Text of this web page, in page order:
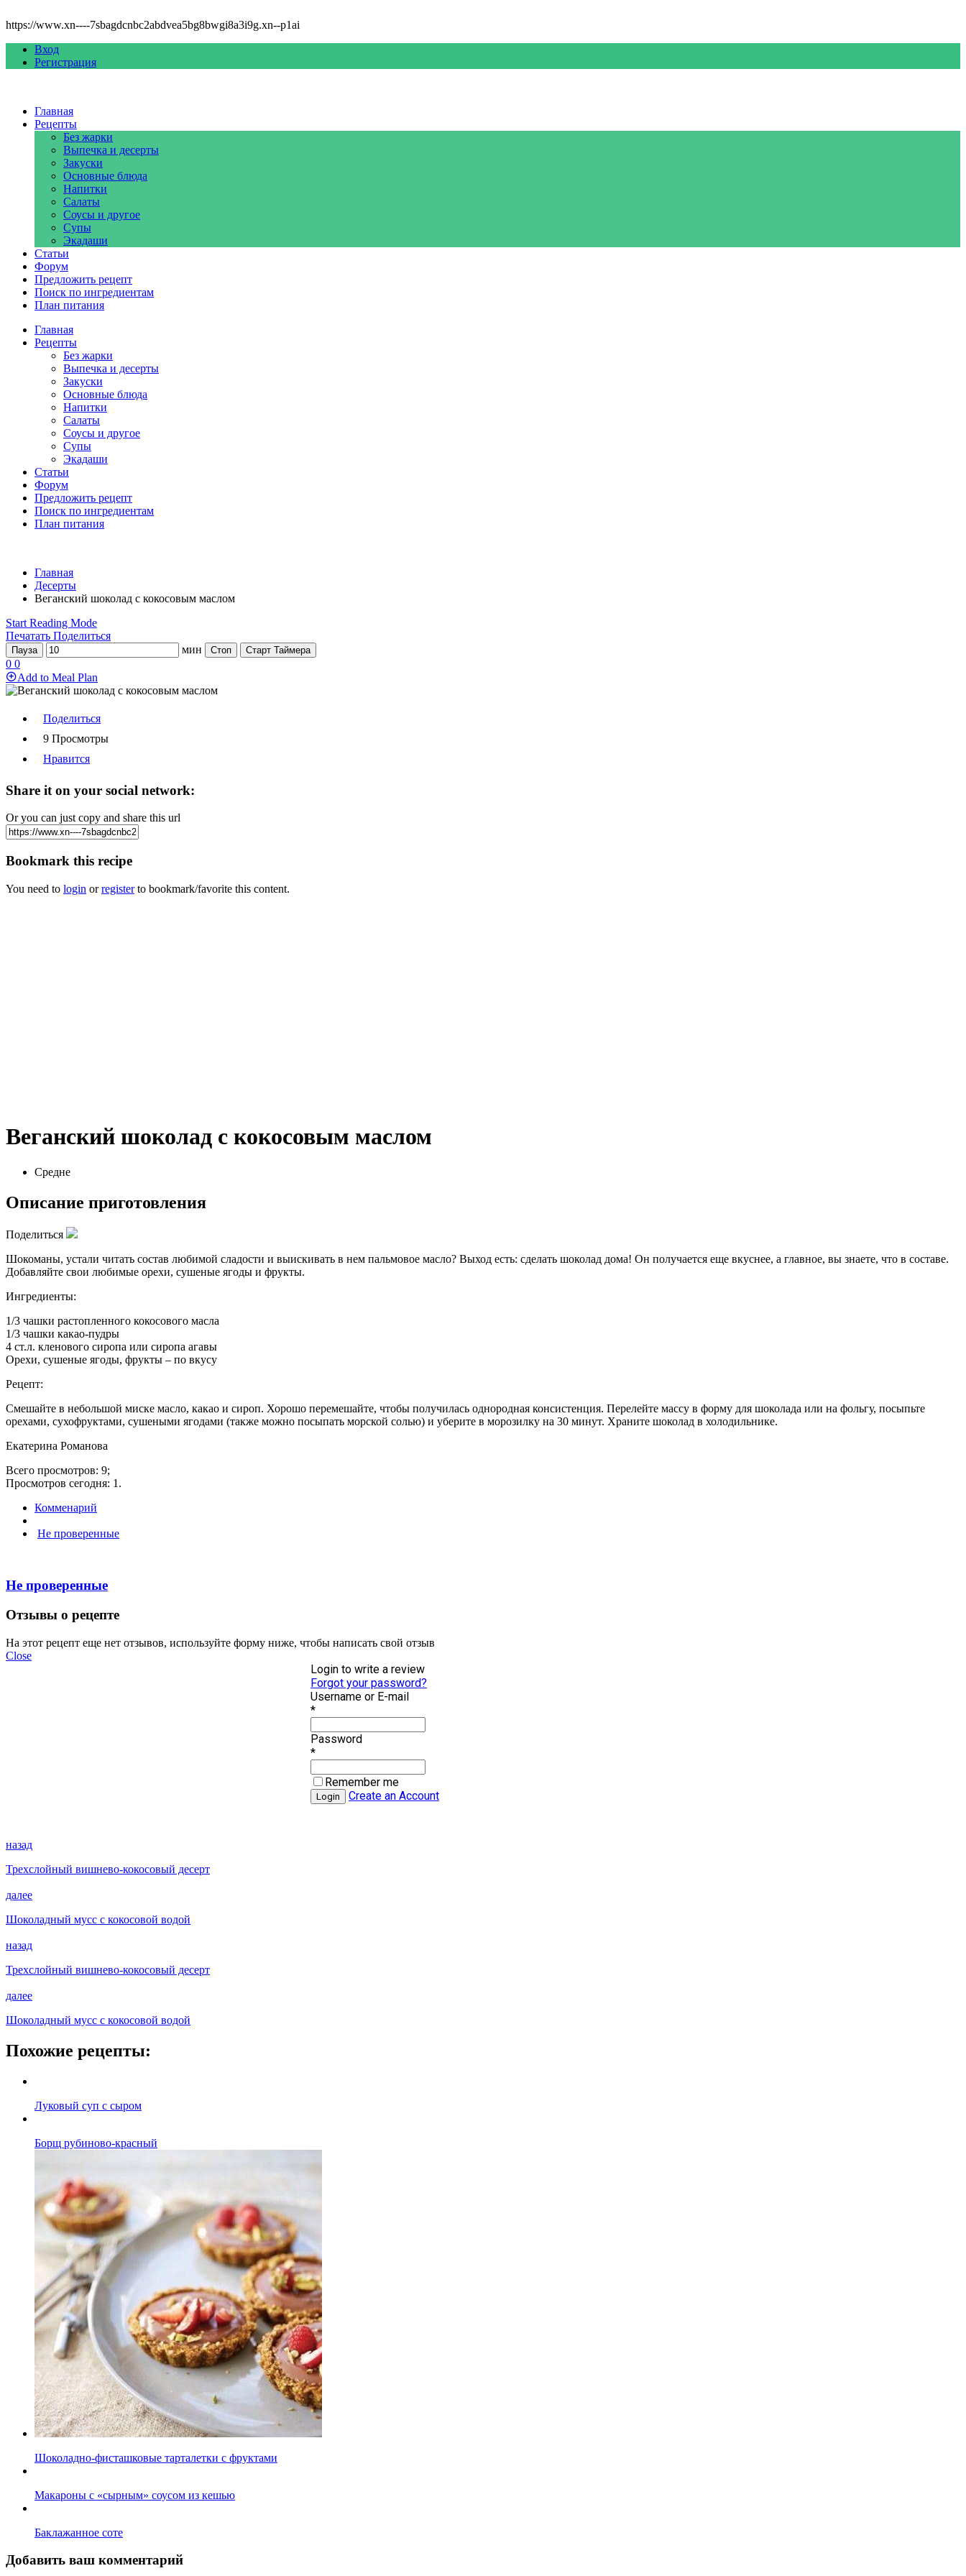
https://www.xn----7sbagdcnbc2abdvea5bg8bwgi8a3i9g.xn--p1ai
Вход
Регистрация
Главная
Рецепты
Без жарки
Выпечка и десерты
Закуски
Основные блюда
Напитки
Салаты
Соусы и другое
Супы
Экадаши
Статьи
Форум
Предложить рецепт
Поиск по ингредиентам
План питания
Главная
Рецепты
Без жарки
Выпечка и десерты
Закуски
Основные блюда
Напитки
Салаты
Соусы и другое
Супы
Экадаши
Статьи
Форум
Предложить рецепт
Поиск по ингредиентам
План питания
Главная
Десерты
Веганский шоколад с кокосовым маслом
Start Reading Mode
Печатать Поделиться
Пауза мин Стоп Старт Таймера
0 0
Add to Meal Plan
Поделиться
9 Просмотры
Нравится
Share it on your social network:
Or you can just copy and share this url
Bookmark this recipe
You need to login orregisterto bookmark/favorite this content.
Веганский шоколад с кокосовым маслом
Средне
Описание приготовления
Поделиться
Шокоманы, устали читать состав любимой сладости и выискивать в нем пальмовое масло? Выход есть: сделать шоколад дома! Он получается еще вкуснее, а главное, вы знаете, что в составе.
Добавляйте свои любимые орехи, сушеные ягоды и фрукты.
Ингредиенты:
1/3 чашки растопленного кокосового масла
1/3 чашки какао-пудры
4 ст.л. кленового сиропа или сиропа агавы
Орехи, сушеные ягоды, фрукты – по вкусу
Рецепт:
Смешайте в небольшой миске масло, какао и сироп. Хорошо перемешайте, чтобы получилась однородная консистенция. Перелейте массу в форму для шоколада или на фольгу, посыпьте
орехами, сухофруктами, сушеными ягодами (также можно посыпать морской солью) и уберите в морозилку на 30 минут. Храните шоколад в холодильнике.
Екатерина Романова
Всего просмотров: 9;
Просмотров сегодня: 1.
Комменарий
Не проверенные
Не проверенные
Отзывы о рецепте
На этот рецепт еще нет отзывов, используйте форму ниже, чтобы написать свой отзыв
Close
Login to write a review
Forgot your password?
Username or E-mail
*
Password
*
Remember me
Create an Account
назад
Трехслойный вишнево-кокосовый десерт
далее
Шоколадный мусс с кокосовой водой
назад
Трехслойный вишнево-кокосовый десерт
далее
Шоколадный мусс с кокосовой водой
Похожие рецепты:
Луковый суп с сыром
Борщ рубиново-красный
Шоколадно-фисташковые тарталетки с фруктами
Макароны с «сырным» соусом из кешью
Баклажанное соте
Добавить ваш комментарий